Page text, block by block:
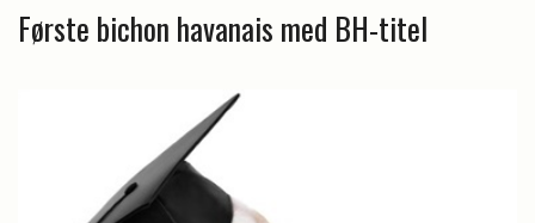
Første bichon havanais med BH-titel